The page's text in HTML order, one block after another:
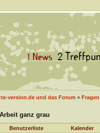
version.de und das Forum »
ganz grau
Benutzerliste Kalender